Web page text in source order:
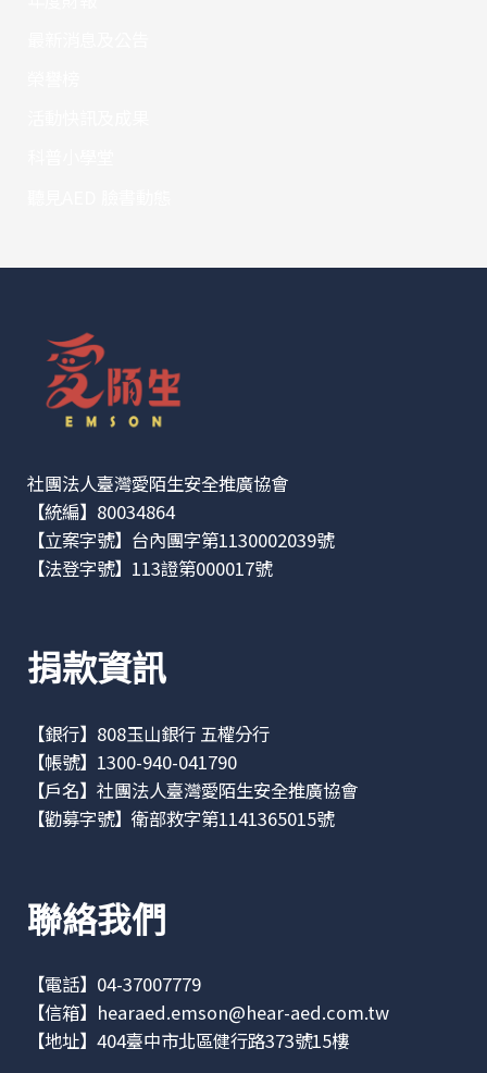
社團法人臺灣愛陌生安全推廣協會
【統編】80034864
【立案字號】台內團字第1130002039號
【法登字號】113證第000017號
捐款資訊
【銀行】808玉山銀行 五權分行
【帳號】1300-940-041790
【戶名】社團法人臺灣愛陌生安全推廣協會
【勸募字號】衛部救字第1141365015號
聯絡我們
【電話】04-37007779
【信箱】 hearaed.emson@hear-aed.com.tw
【地址】 404臺中市北區健行路373號15樓